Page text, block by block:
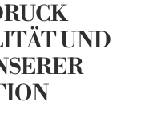
UND